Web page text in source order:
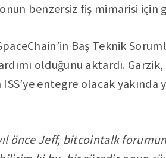
benzersiz fiş mimarisi
Baş Teknik
olduğunu aktardı.
ISS’ye entegre olacak
yıl önce Jeff, bitcointalk